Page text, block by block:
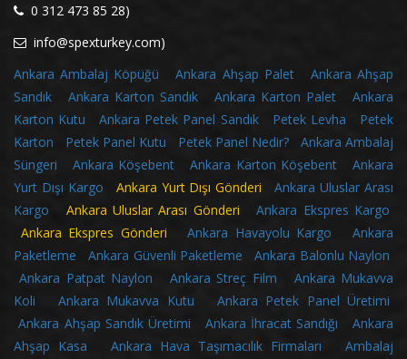
0 312 473 85 28)
info@spexturkey.com)
Ankara Ambalaj Köpüğü
Ankara Ahşap Palet
Ankara Ahşap
Sandık
Ankara Karton Sandık Ankara Karton Palet
Ankara
Karton Kutu
Ankara Petek Panel Sandık Petek Levha
Petek
Karton
Petek Panel Kutu Petek Panel Nedir?
Ankara Ambalaj
Süngeri
Ankara Köşebent Ankara Karton Köşebent
Ankara
Yurt Dışı Kargo Ankara Yurt Dışı GönderiAnkara Uluslar Arası
Kargo Ankara Uluslar Arası GönderiAnkara Ekspres Kargo
Ankara Ekspres Gönderi
Ankara Havayolu Kargo
Ankara
Paketleme
Ankara Güvenli Paketleme
Ankara Balonlu Naylon
Ankara Patpat Naylon
Ankara Streç Film
Ankara Mukavva
Koli
Ankara Mukavva Kutu
Ankara Petek Panel Üretimi
Ankara Ahşap Sandık Üretimi
Ankara İhracat Sandığı
Ankara
Ahşap Kasa
Ankara Hava Taşımacılık Firmaları
Ambalaj